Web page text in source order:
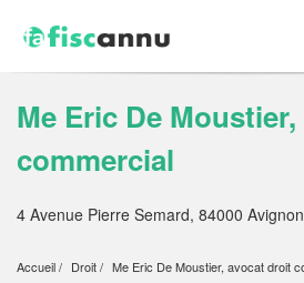
Me Eric De
commercial
4 Avenue Pierre Semard, 84000
Accueil Droit Me Eric De Moustier, avocat droit